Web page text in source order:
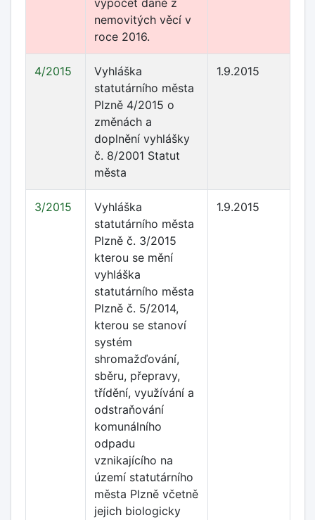
výpočet daně z
nemovitých věcí v
roce 2016.
4/2015
Vyhláška
statutárního města
Plzně 4/2015 o
změnách a
doplnění vyhlášky
č. 8/2001 Statut
města
1.9.2015
3/2015
Vyhláška
statutárního města
Plzně č. 3/2015
kterou se mění
vyhláška
statutárního města
Plzně č. 5/2014,
kterou se stanoví
systém
shromažďování,
sběru, přepravy,
třídění, využívání a
odstraňování
komunálního
odpadu
vznikajícího na
území statutárního
města Plzně včetně
jejich biologicky
1.9.2015